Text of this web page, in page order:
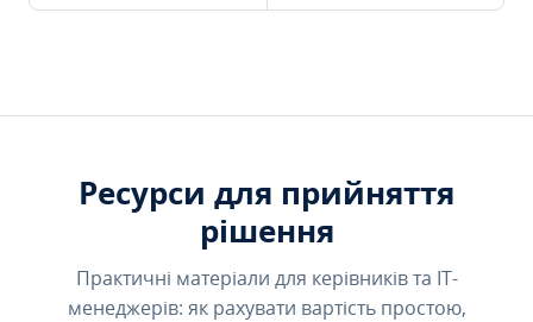
Ресурси для прийняття
рішення
Практичні матеріали для керівників та IT-
менеджерів: як рахувати вартість простою,